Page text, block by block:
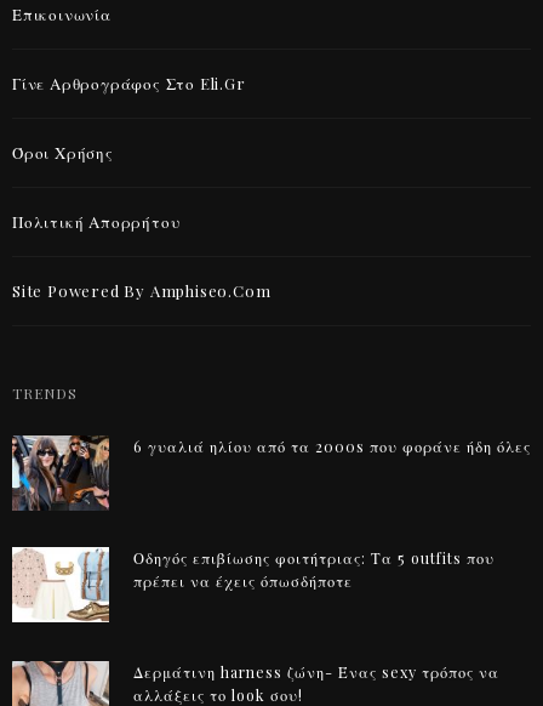
Επικοινωνία
Γίνε Αρθρογράφος Στο Eli.gr
Όροι Χρήσης
Πολιτική Απορρήτου
Site Powered By Amphiseo.com
TRENDS
6 γυαλιά ηλίου από τα 2000s που φοράνε ήδη όλες
Οδηγός επιβίωσης φοιτήτριας: Τα 5 outfits που
πρέπει να έχεις όπωσδήποτε
Δερμάτινη harness ζώνη- Ένας sexy τρόπος να
αλλάξεις το look σου!